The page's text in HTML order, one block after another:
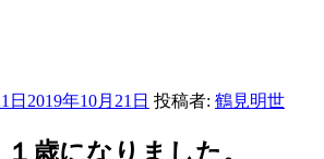
日 2019年10月21日 投稿者: 鶴見明世
歳になりました。